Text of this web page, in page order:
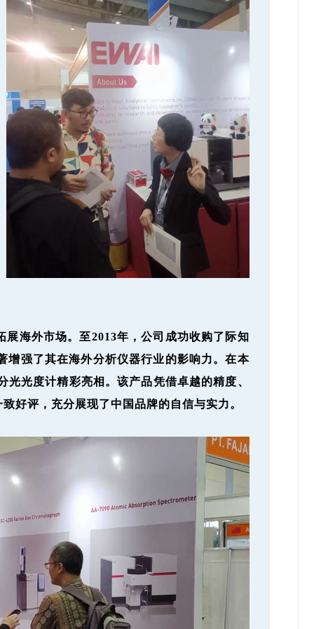
海外市场。至2013年，公司成功收购了际知
增强了其在海外分析仪器行业的影响力。在本
光光度计精彩亮相。该产品凭借卓越的精度、
致好评，充分展现了中国品牌的自信与实力。